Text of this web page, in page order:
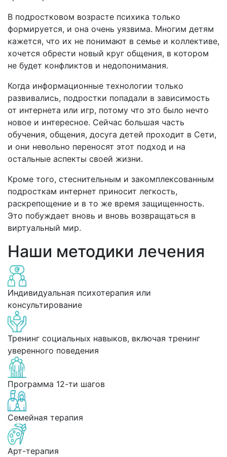
В подростковом возрасте психика только
формируется, и она очень уязвима. Многим детям
кажется, что их не понимают в семье и коллективе,
хочется обрести новый круг общения, в котором
не будет конфликтов и недопонимания.
Когда информационные технологии только
развивались, подростки попадали в зависимость
от интернета или игр, потому что это было нечто
новое и интересное. Сейчас большая часть
обучения, общения, досуга детей проходит в Сети,
и они невольно переносят этот подход и на
остальные аспекты своей жизни.
Кроме того, стеснительным и закомплексованным
подросткам интернет приносит легкость,
раскрепощение и в то же время защищенность.
Это побуждает вновь и вновь возвращаться в
виртуальный мир.
Наши методики лечения
Индивидуальная психотерапия или
консультирование
Тренинг социальных навыков, включая тренинг
уверенного поведения
Программа 12-ти шагов
Семейная терапия
Арт-терапия